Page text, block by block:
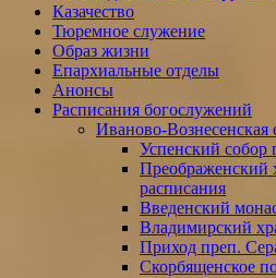
Казачество
Тюремное служение
Образ жизни
Епархиальные отделы
Анонсы
Расписания богослужений
Иваново-Вознесенская
Успенский собор
Преображенский
расписания
Введенский
Владимирский
Приход преп.
Скорбященское